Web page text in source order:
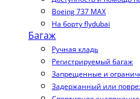
Boeing 737 MAX
На борту flydubai
Багаж
Ручная кладь
Регистрируемый багаж
Запрещенные и
Задержанный или